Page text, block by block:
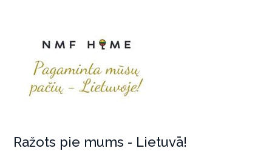
Ražots pie mums - Lietuvā!